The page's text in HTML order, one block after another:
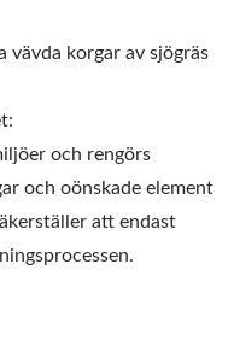
vävda korgar av sjögräs
och rengörs
och oönskade element
att endast